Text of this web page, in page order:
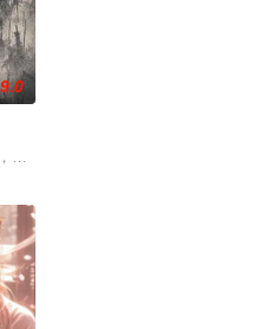
间，灵魂
9.0
却被恋人柳莺儿与将军之子赵昊联手